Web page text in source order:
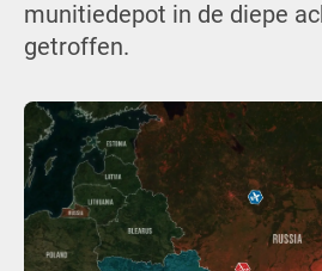
munitiedepot in de diepe
getroffen.